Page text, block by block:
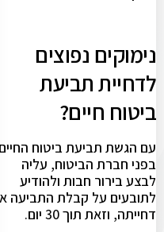
נימוקים נפוצים
לדחיית תביעת
ביטוח חיים?
עם הגשת תביעת ביטוח החיים
בפני חברת הביטוח, עליה
לבצע בירור חבות ולהודיע
לתובעים על קבלת התביעה או
דחייתה, וזאת תוך 30 יום.